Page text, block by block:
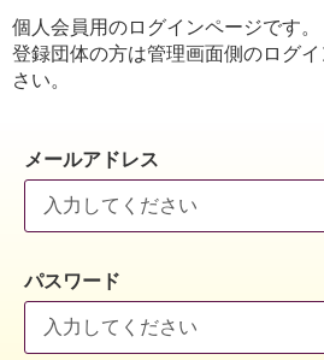
個人会員用のログインページです。
登録団体の方は管理画面側のログ
さい。
メールアドレス
パスワード